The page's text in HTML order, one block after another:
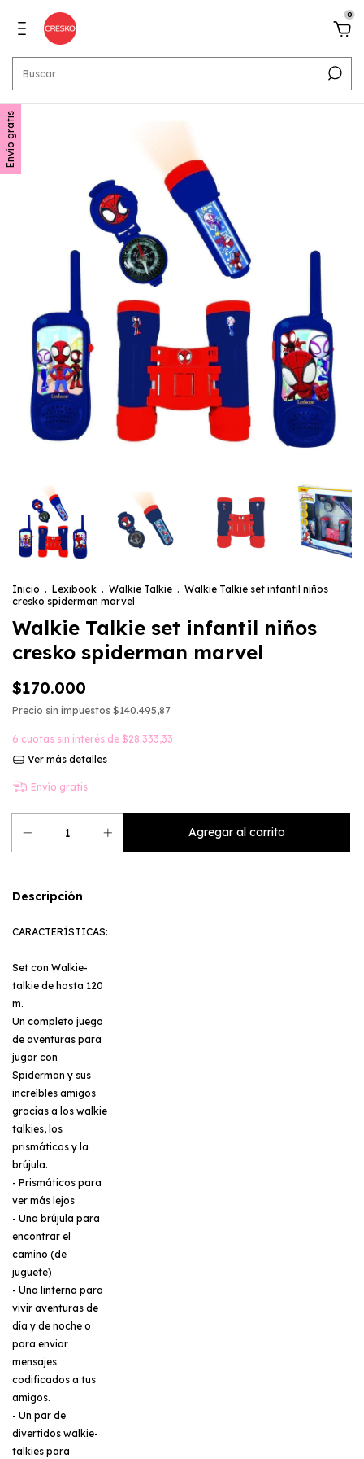
0
Envío gratis
Inicio . Lexibook . Walkie Talkie . Walkie Talkie set infantil niños
cresko spiderman marvel
Walkie Talkie set infantil niños
cresko spiderman marvel
$170.000
Precio sin impuestos $140.495,87
6 cuotas sin interés de $28.333,33
Ver más detalles
Envío gratis
Descripción
CARACTERÍSTICAS:
Set con Walkie-
talkie de hasta 120
m.
Un completo juego
de aventuras para
jugar con
Spiderman y sus
increíbles amigos
gracias a los walkie
talkies, los
prismáticos y la
brújula.
- Prismáticos para
ver más lejos
- Una brújula para
encontrar el
camino (de
juguete)
- Una linterna para
vivir aventuras de
día y de noche o
para enviar
mensajes
codificados a tus
amigos.
- Un par de
divertidos walkie-
talkies para